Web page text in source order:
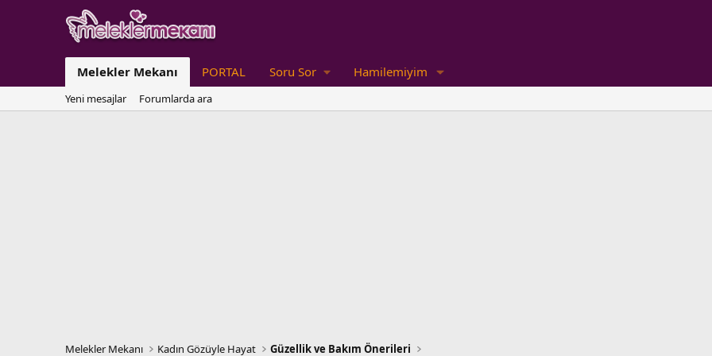
Melekler Mekanı PORTAL Soru Sor Hamilemiyim
Yeni mesajlar Forumlarda ara
Melekler Mekanı Kadın Gözüyle Hayat Güzellik ve Bakım Önerileri